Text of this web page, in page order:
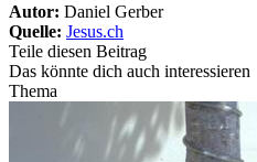
Autor: Daniel Gerber
Quelle: Jesus.ch
Teile diesen Beitrag
Das könnte dich auch interessieren
Thema